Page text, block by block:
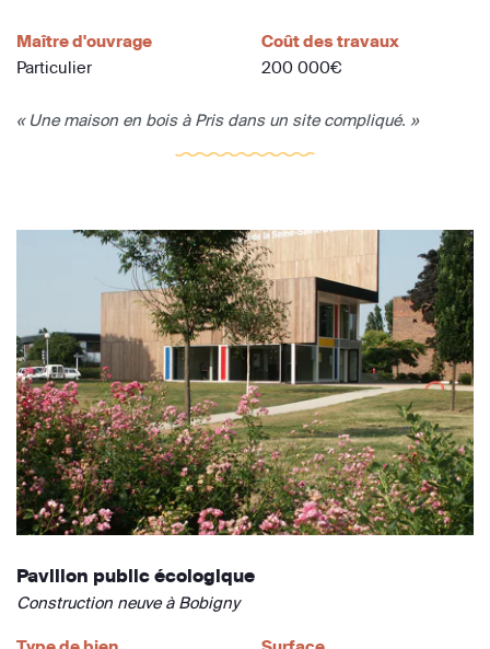
Maître d'ouvrage
Particulier
Coût des travaux
200 000€
« Une maison en bois à Pris dans un site compliqué. »
Pavillon public écologique
Construction neuve à Bobigny